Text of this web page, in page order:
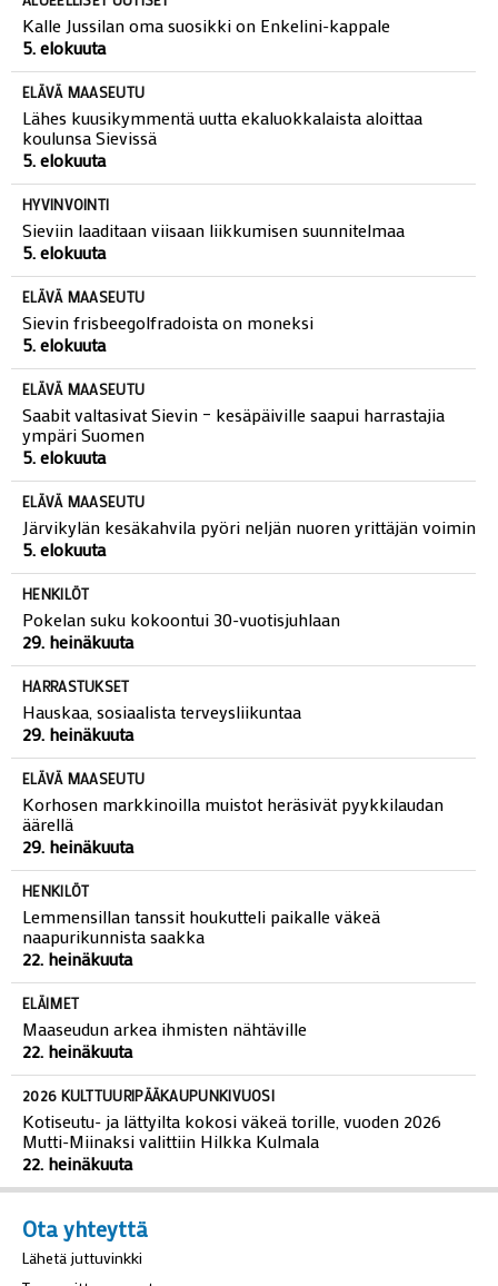
Kalle Jussilan oma suosikki on Enkelini-kappale
5. elokuuta
ELÄVÄ MAASEUTU
Lähes kuusikymmentä uutta ekaluokkalaista aloittaa
koulunsa Sievissä
5. elokuuta
HYVINVOINTI
Sieviin laaditaan viisaan liikkumisen suunnitelmaa
5. elokuuta
ELÄVÄ MAASEUTU
Sievin frisbeegolfradoista on moneksi
5. elokuuta
ELÄVÄ MAASEUTU
Saabit valtasivat Sievin – kesäpäiville saapui harrastajia
ympäri Suomen
5. elokuuta
ELÄVÄ MAASEUTU
Järvikylän kesäkahvila pyöri neljän nuoren yrittäjän voimin
5. elokuuta
HENKILÖT
Pokelan suku kokoontui 30-vuotisjuhlaan
29. heinäkuuta
HARRASTUKSET
Hauskaa, sosiaalista terveysliikuntaa
29. heinäkuuta
ELÄVÄ MAASEUTU
Korhosen markkinoilla muistot heräsivät pyykkilaudan
äärellä
29. heinäkuuta
HENKILÖT
Lemmensillan tanssit houkutteli paikalle väkeä
naapurikunnista saakka
22. heinäkuuta
ELÄIMET
Maaseudun arkea ihmisten nähtäville
22. heinäkuuta
2026 KULTTUURIPÄÄKAUPUNKIVUOSI
Kotiseutu- ja lättyilta kokosi väkeä torille, vuoden 2026
Mutti-Miinaksi valittiin Hilkka Kulmala
22. heinäkuuta
Ota yhteyttä
Lähetä juttuvinkki